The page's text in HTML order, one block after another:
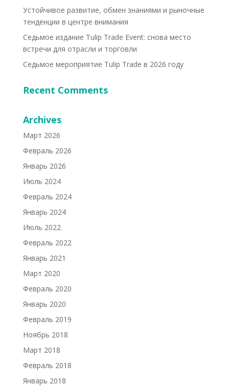
Устойчивое развитие, обмен знаниями и рыночные
тенденции в центре внимания
Седьмое издание Tulip Trade Event: снова место
встречи для отрасли и торговли
Седьмое мероприятие Tulip Trade в 2026 году
Recent Comments
Archives
Март 2026
Февраль 2026
Январь 2026
Июль 2024
Февраль 2024
Январь 2024
Июль 2022
Февраль 2022
Январь 2021
Март 2020
Февраль 2020
Январь 2020
Февраль 2019
Ноябрь 2018
Март 2018
Февраль 2018
Январь 2018